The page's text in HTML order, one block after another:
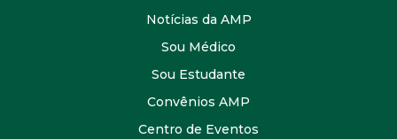
Notícias da AMP
Sou Médico
Sou Estudante
Convênios AMP
Centro de Eventos